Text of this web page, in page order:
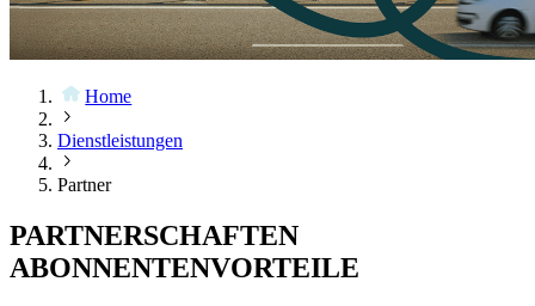
Home
Dienstleistungen
Partner
PARTNERSCHAFTEN
ABONNENTENVORTEILE